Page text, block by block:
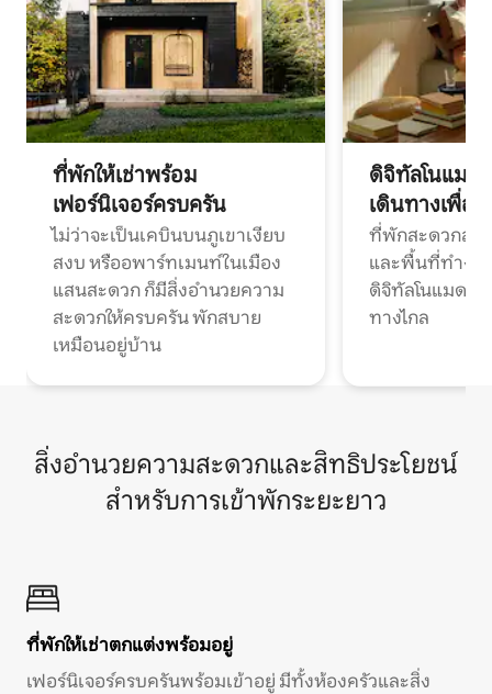
ที่พักให้เช่าพร้อม
เฟอร์นิเจอร์ครบครัน
ไม่ว่าจะเป็นเคบินบนภูเขาเงียบ
สงบ หรืออพาร์ทเมนท์ในเมือง
แสนสะดวก ก็มีสิ่งอำนวยความ
สะดวกให้ครบครัน พักสบาย
เหมือนอยู่บ้าน
ดิจิทัลโนแมด
เดินทางเพื่อ
ที่พักสะดวกสบ
และพื้นที่ทำงา
ดิจิทัลโนแมดแ
ทางไกล
สิ่งอำนวยความสะดวกและสิทธิประโยชน์
สำหรับการเข้าพักระยะยาว
ที่พักให้เช่าตกแต่งพร้อมอยู่
เฟอร์นิเจอร์ครบครันพร้อมเข้าอยู่ มีทั้งห้องครัวและสิ่ง